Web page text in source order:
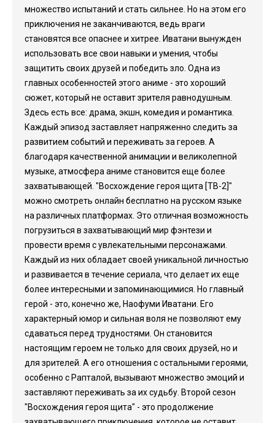
множество испытаний и стать сильнее. Но на этом его
приключения не заканчиваются, ведь враги
становятся все опаснее и хитрее. Иватани вынужден
использовать все свои навыки и умения, чтобы
защитить своих друзей и победить зло. Одна из
главных особенностей этого аниме - это хороший
сюжет, который не оставит зрителя равнодушным.
Здесь есть все: драма, экшн, комедия и романтика.
Каждый эпизод заставляет напряженно следить за
развитием событий и переживать за героев. А
благодаря качественной анимации и великолепной
музыке, атмосфера аниме становится еще более
захватывающей. "Восхождение героя щита [ТВ-2]"
можно смотреть онлайн бесплатно на русском языке
на различных платформах. Это отличная возможность
погрузиться в захватывающий мир фэнтези и
провести время с увлекательными персонажами.
Каждый из них обладает своей уникальной личностью
и развивается в течение сериала, что делает их еще
более интересными и запоминающимися. Но главный
герой - это, конечно же, Наофуми Иватани. Его
характерный юмор и сильная воля не позволяют ему
сдаваться перед трудностями. Он становится
настоящим героем не только для своих друзей, но и
для зрителей. А его отношения с остальными героями,
особенно с Рапталой, вызывают множество эмоций и
заставляют переживать за их судьбу. Второй сезон
"Восхождения героя щита" - это продолжение